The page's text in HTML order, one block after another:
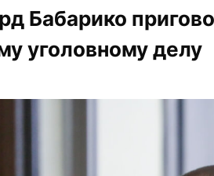
Бабарико
уголовному делу